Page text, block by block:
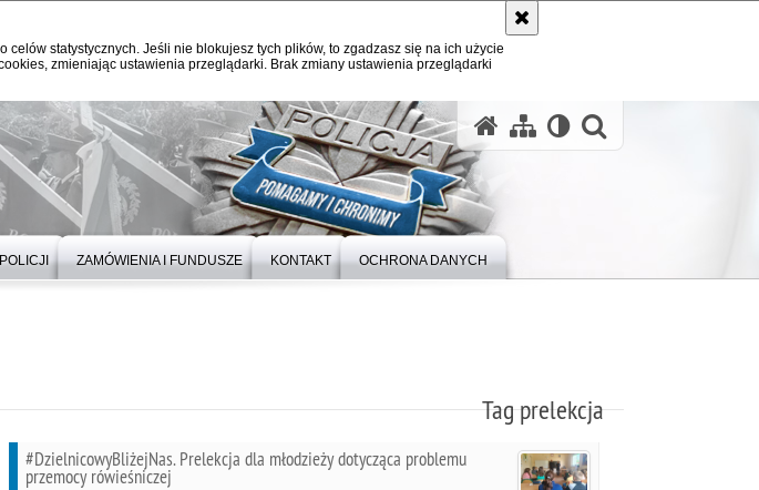
statystycznych. Jeśli nie blokujesz tych plików, to zgadzasz się na ich użycie
zmieniając ustawienia przeglądarki. Brak zmiany ustawienia przeglądarki
ZAMÓWIENIA I FUNDUSZE KONTAKT OCHRONA DANYCH
Tag prelekcja
#DzielnicowyBliżejNas. Prelekcja dla młodzieży dotycząca problemu
przemocy rówieśniczej